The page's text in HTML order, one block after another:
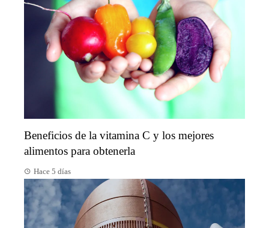
Beneficios de la vitamina C y los mejores
alimentos para obtenerla
Hace 5 días